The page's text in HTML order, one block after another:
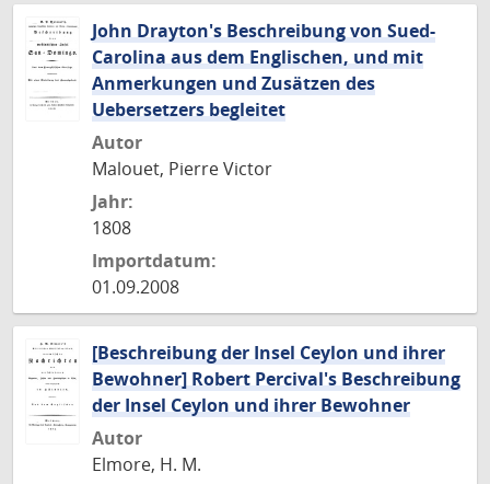
John Drayton's Beschreibung von Sued-
Carolina aus dem Englischen, und mit
Anmerkungen und Zusätzen des
Uebersetzers begleitet
Autor
Malouet, Pierre Victor
Jahr:
1808
Importdatum:
01.09.2008
[Beschreibung der Insel Ceylon und ihrer
Bewohner] Robert Percival's Beschreibung
der Insel Ceylon und ihrer Bewohner
Autor
Elmore, H. M.